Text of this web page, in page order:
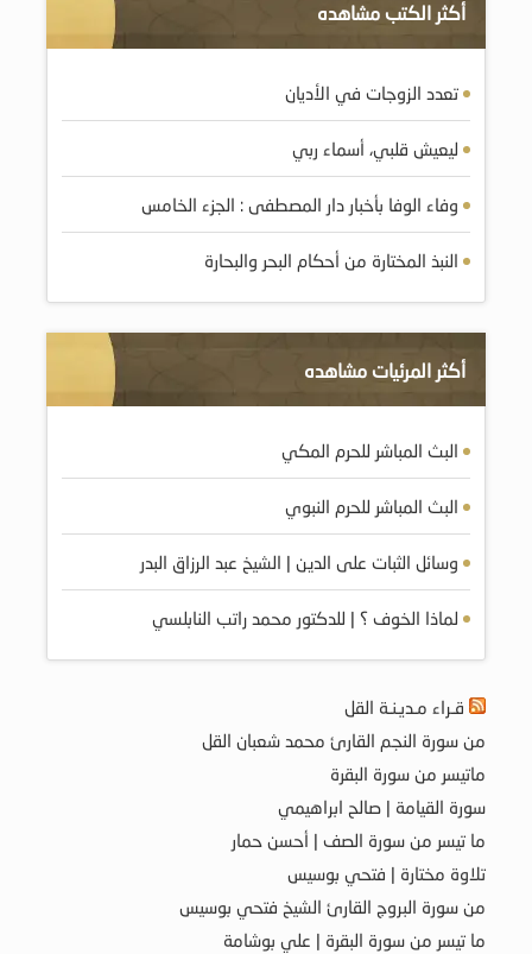
أكثر الكتب مشاهده
تعدد الزوجات في الأديان
ليعيش قلبي، أسماء ربي
وفاء الوفا بأخبار دار المصطفى : الجزء الخامس
النبذ المختارة من أحكام البحر والبحارة
أكثر المرئيات مشاهده
البث المباشر للحرم المكي
البث المباشر للحرم النبوي
وسائل الثبات على الدين | الشيخ عبد الرزاق البدر
لماذا الخوف ؟ | للدكتور محمد راتب النابلسي
قـراء مـديـنـة القل
من سورة النجم القارئ محمد شعبان القل
ماتيسر من سورة البقرة
سورة القيامة | صالح ابراهيمي
ما تيسر من سورة الصف | أحسن حمار
تلاوة مختارة | فتحي بوسيس
من سورة البروج القارئ الشيخ فتحي بوسيس
ما تيسر من سورة البقرة | علي بوشامة